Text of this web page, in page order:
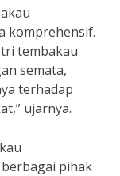
komprehensif.
tembakau
semata,
terhadap
ujarnya.
pihak